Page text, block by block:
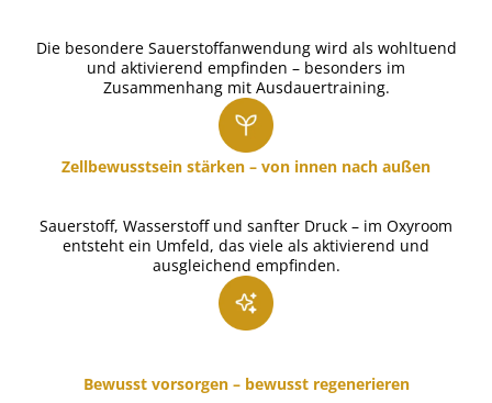
Die besondere Sauerstoffanwendung wird als wohltuend
und aktivierend empfinden – besonders im
Zusammenhang mit Ausdauertraining.
Zellbewusstsein stärken – von innen nach außen
Sauerstoff, Wasserstoff und sanfter Druck – im Oxyroom
entsteht ein Umfeld, das viele als aktivierend und
ausgleichend empfinden.
Bewusst vorsorgen – bewusst regenerieren